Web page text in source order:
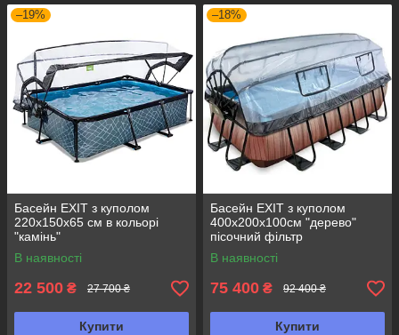
–19%
Басейн EXIT з куполом
220х150х65 см в кольорі
"камінь"
В наявності
22 500 ₴ 27 700 ₴
Купити
–18%
Басейн EXIT з куполом
400х200х100см "дерево"
пісочний фільтр
В наявності
75 400 ₴ 92 400 ₴
Купити